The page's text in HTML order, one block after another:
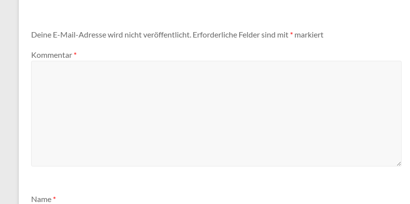
Deine E-Mail-Adresse wird nicht veröffentlicht. Erforderliche Felder sind mit * markiert
Kommentar *
Name *